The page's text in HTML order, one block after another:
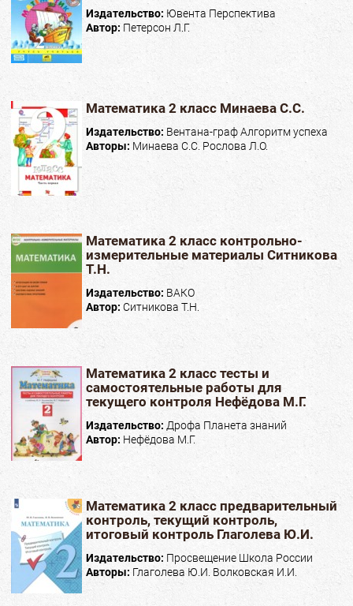
Издательство: Ювента Перспектива
Автор: Петерсон Л.Г.
Математика 2 класс Минаева С.С.
Издательство: Вентана-граф Алгоритм успеха
Авторы: Минаева С.С. Рослова Л.О.
Математика 2 класс контрольно-
измерительные материалы Ситникова
Т.Н.
Издательство: ВАКО
Автор: Ситникова Т.Н.
Математика 2 класс тесты и
самостоятельные работы для
текущего контроля Нефёдова М.Г.
Издательство: Дрофа Планета знаний
Автор: Нефёдова М.Г.
Математика 2 класс предварительный
контроль, текущий контроль,
итоговый контроль Глаголева Ю.И.
Издательство: Просвещение Школа России
Авторы: Глаголева Ю.И. Волковская И.И.